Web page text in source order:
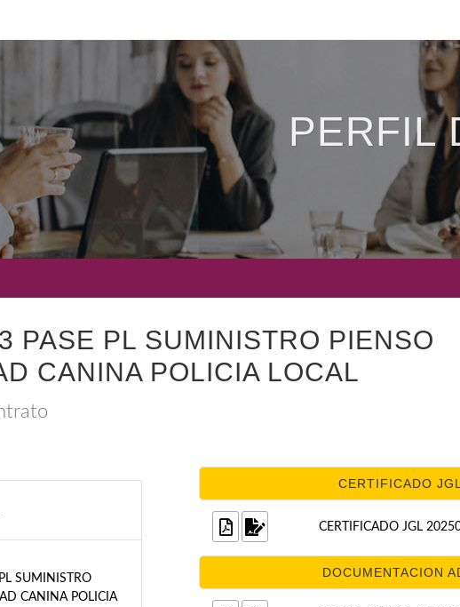
PERFIL
PASE PL SUMINISTRO PIENSO
CANINA POLICIA LOCAL
SUMINISTRO
CANINA POLICIA
CERTIFICADO
CERTIFICADO JGL
DOCUMENTACION